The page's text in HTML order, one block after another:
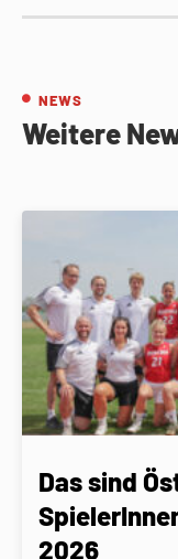
NEWS
Weitere
Das sind
2026